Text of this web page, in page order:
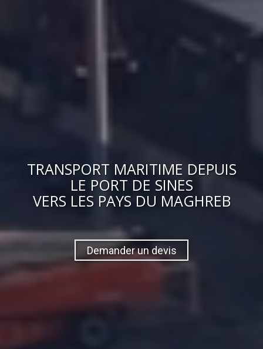
TRANSPORT MARITIME DEPUIS
LE PORT DE SINES
VERS LES PAYS DU MAGHREB
Demander un devis